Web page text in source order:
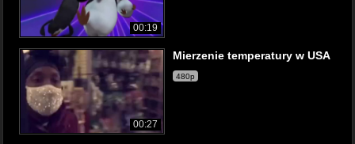
00:19
00:27
Mierzenie temperatury w USA
480p